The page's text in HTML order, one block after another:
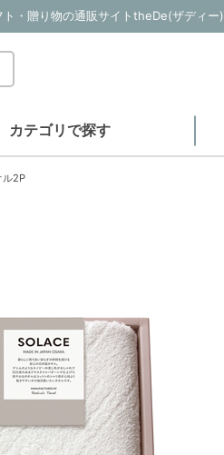
・贈り物の通販サイトtheDe(ザディー)
カテゴリで探す
ル2P